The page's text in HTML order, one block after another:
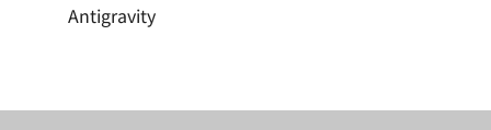
Antigravity